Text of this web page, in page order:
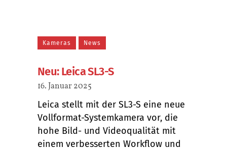
Kameras News
Neu: Leica SL3-S
16. Januar 2025
Leica stellt mit der SL3-S eine neue
Vollformat-Systemkamera vor, die
hohe Bild- und Videoqualität mit
einem verbesserten Workflow und